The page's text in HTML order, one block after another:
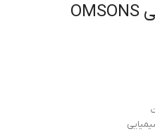
کاربردهای منتل حرارتی OMSONS